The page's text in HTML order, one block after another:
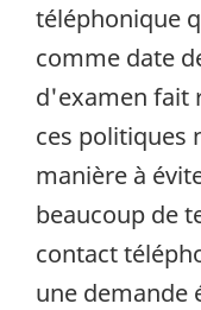
téléphonique
comme date
d'examen fait
ces politiques
manière à
beaucoup de
contact
une demande